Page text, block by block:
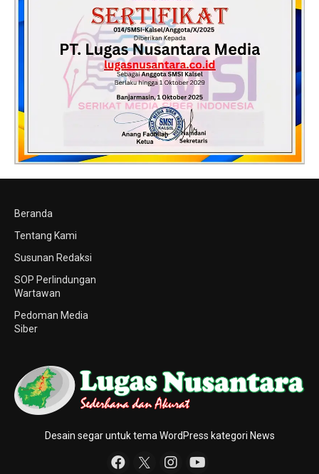
Beranda
Tentang Kami
Susunan Redaksi
SOP Perlindungan
Wartawan
Pedoman Media
Siber
Desain segar untuk tema WordPress kategori News